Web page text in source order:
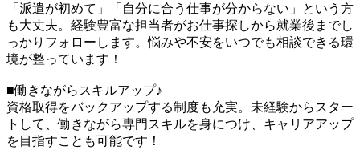
「派遣が初めて」「自分に合う仕事が分からない」という方
も大丈夫。経験豊富な担当者がお仕事探しから就業後までし
っかりフォローします。悩みや不安をいつでも相談できる環
境が整っています！
■働きながらスキルアップ♪
資格取得をバックアップする制度も充実。未経験からスター
トして、働きながら専門スキルを身につけ、キャリアアップ
を目指すことも可能です！